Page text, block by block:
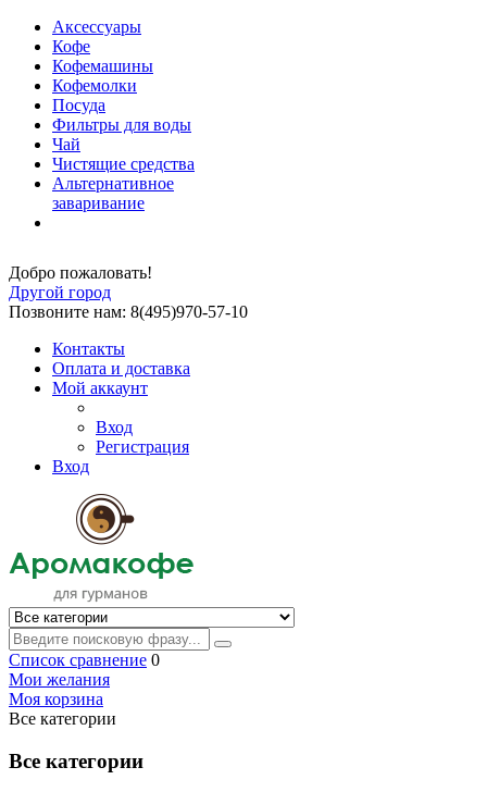
Аксессуары
Кофе
Кофемашины
Кофемолки
Посуда
Фильтры для воды
Чай
Чистящие средства
Альтернативное
заваривание
Добро пожаловать!
Другой город
Позвоните нам: 8(495)970-57-10
Контакты
Оплата и доставка
Мой аккаунт
Вход
Регистрация
Вход
Список сравнение 0
Мои желания
Моя корзина
Все категории
Все категории